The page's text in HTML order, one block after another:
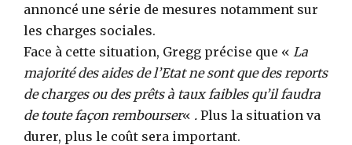
annoncé une série de mesures notamment sur
les charges sociales.
Face à cette situation, Gregg précise que « La
majorité des aides de l’Etat ne sont que des reports
de charges ou des prêts à taux faibles qu’il faudra
de toute façon rembourser« . Plus la situation va
durer, plus le coût sera important.